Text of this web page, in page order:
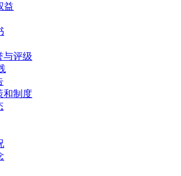
益
与评级
和制度